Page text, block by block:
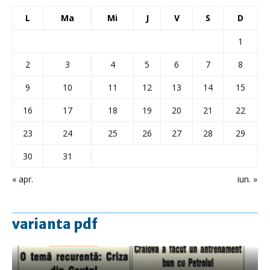
L Ma Mi J V S D
« apr. iun. »
1
2
3 4 5 6 7
8
9
10 11 12 13 14
15
16
17 18 19 20 21
22
23
24 25 26 27 28
29
30
31
varianta pdf